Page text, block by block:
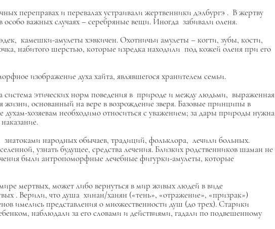
переправах и перевалах устраивали жертвенники дэлбургэ . В жертву
важных случаях – серебряные вещи. Иногда забивали оленя.
камешки-амулеты хэвкичен.Охотничьи амулеты – когти, зубы, кости,
набитого шерстью, которые изредка находили под кожей оленя при его
изображение духахайта, являвшегося хранителем семьи.
система этических норм поведения в природе и между людьми, выраженная
основанный на вере в возрождение зверя. Базовые принципы в
хозяевам необходимо относиться с уважением; за дары природы нужна
народных обычаев, традиций, фольклора, лечили больных.
узнать будущее, средства лечения. Близких родственников шаман не
были антропоморфные лечебные фигурки-амулеты, которые
мертвых, может либо вернуться в мир живых людей в виде
. Верили, что душа хинан/ханян («тень», «отражение», «призрак»)
имелись представления о множественности душ (до трех). Старики
наблюдали за его словами и действиями, гадали по подвешенному